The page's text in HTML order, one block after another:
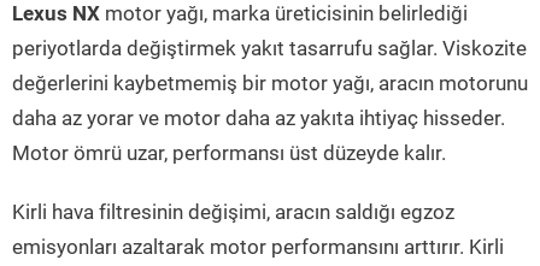
Lexus NX motor yağı, marka üreticisinin belirlediği
periyotlarda değiştirmek yakıt tasarrufu sağlar. Viskozite
değerlerini kaybetmemiş bir motor yağı, aracın motorunu
daha az yorar ve motor daha az yakıta ihtiyaç hisseder.
Motor ömrü uzar, performansı üst düzeyde kalır.
Kirli hava filtresinin değişimi, aracın saldığı egzoz
emisyonları azaltarak motor performansını arttırır. Kirli